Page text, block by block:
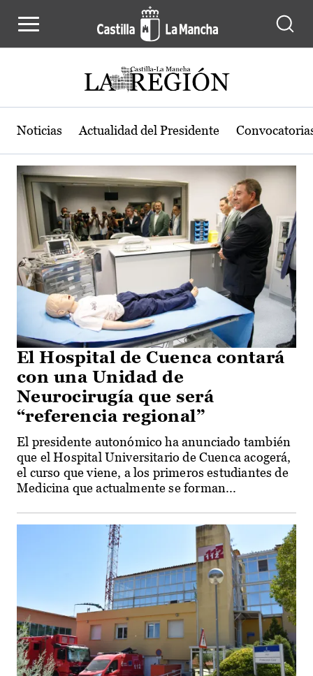
Actualidad de la región de Castilla-
Noticias Actualidad del Presidente
El Hospital de Cuenca contará
con una Unidad de
Neurocirugía que será
“referencia regional”
El presidente autonómico ha anunciado también
que el Hospital Universitario de Cuenca acogerá,
el curso que viene, a los primeros estudiantes de
Medicina que actualmente se forman...